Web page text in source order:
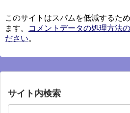
このサイトはスパムを低減するた
ます。
コメントデータの処理方法
ださい。
サイト内検索